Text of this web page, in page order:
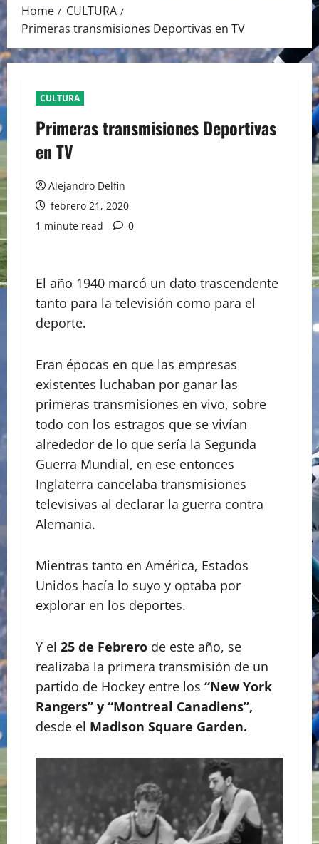
Home
CULTURA
Primeras transmisiones Deportivas en TV
CULTURA
Primeras transmisiones Deportivas
en TV
Alejandro Delfin
febrero 21, 2020
1 minute read
0
El año 1940 marcó un dato trascendente
tanto para la televisión como para el
deporte.
Eran épocas en que las empresas
existentes luchaban por ganar las
primeras transmisiones en vivo, sobre
todo con los estragos que se vivían
alrededor de lo que sería la Segunda
Guerra Mundial, en ese entonces
Inglaterra cancelaba transmisiones
televisivas al declarar la guerra contra
Alemania.
Mientras tanto en América, Estados
Unidos hacía lo suyo y optaba por
explorar en los deportes.
Y el 25 de Febrero de este año, se
realizaba la primera transmisión de un
partido de Hockey entre los “New York
Rangers” y “Montreal Canadiens”,
desde el Madison Square Garden.